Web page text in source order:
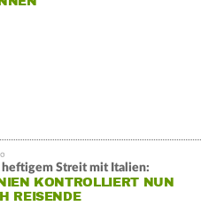
heftigem Streit mit Italien:
KONTROLLIERT NUN
REISENDE